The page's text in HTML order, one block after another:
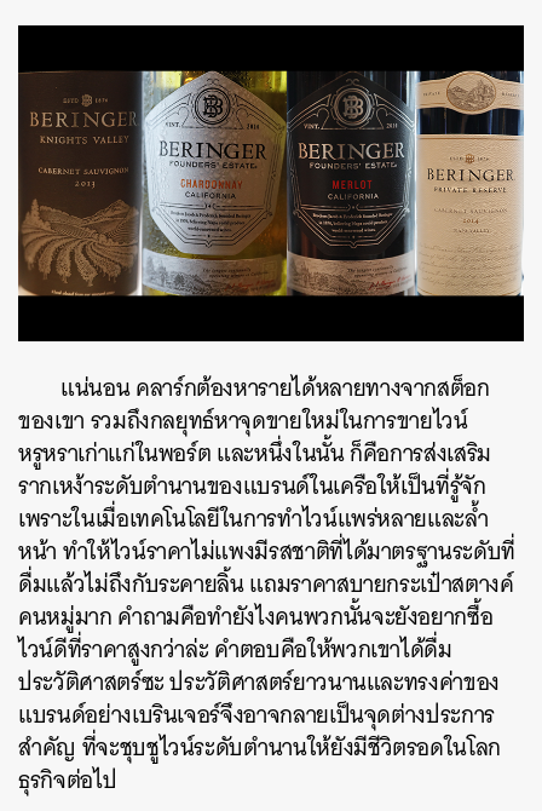
แน่นอน คลาร์กต้องหารายได้หลายทางจากสต็อก
ของเขา รวมถึงกลยุทธ์หาจุดขายใหม่ในการขายไวน์
หรูหราเก่าแก่ในพอร์ต และหนึ่งในนั้น ก็คือการส่งเสริม
รากเหง้าระดับตำนานของแบรนด์ในเครือให้เป็นที่รู้จัก
เพราะในเมื่อเทคโนโลยีในการทำไวน์แพร่หลายและล้ำ
หน้า ทำให้ไวน์ราคาไม่แพงมีรสชาติที่ได้มาตรฐานระดับที่
ดื่มแล้วไม่ถึงกับระคายลิ้น แถมราคาสบายกระเป๋าสตางค์
คนหมู่มาก คำถามคือทำยังไงคนพวกนั้นจะยังอยากซื้อ
ไวน์ดีที่ราคาสูงกว่าล่ะ คำตอบคือให้พวกเขาได้ดื่ม
ประวัติศาสตร์ซะ ประวัติศาสตร์ยาวนานและทรงค่าของ
แบรนด์อย่างเบรินเจอร์จึงอาจกลายเป็นจุดต่างประการ
สำคัญ ที่จะชุบชูไวน์ระดับตำนานให้ยังมีชีวิตรอดในโลก
ธุรกิจต่อไป